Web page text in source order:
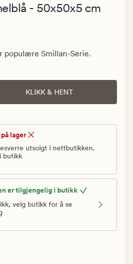
med
- 50x50x5 cm
populære Smillan-Serie.
KLIKK & HENT
lager
utsolgt i nettbutikken.
butikk
er tilgjengelig i butikk
velg butikk for å se